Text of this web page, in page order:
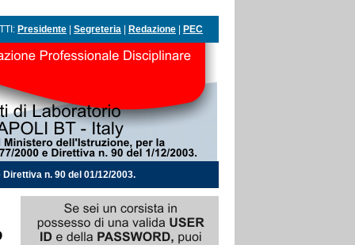
Presidente Segreteria Redazione PEC
n. 90 del 01/12/2003.